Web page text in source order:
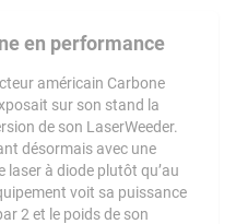
en performance
américain Carbone
sur son stand la
de son LaserWeeder.
désormais avec une
laser à diode plutôt qu’au
voit sa puissance
2 et le poids de son